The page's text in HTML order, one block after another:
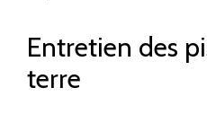
Entretien des
terre